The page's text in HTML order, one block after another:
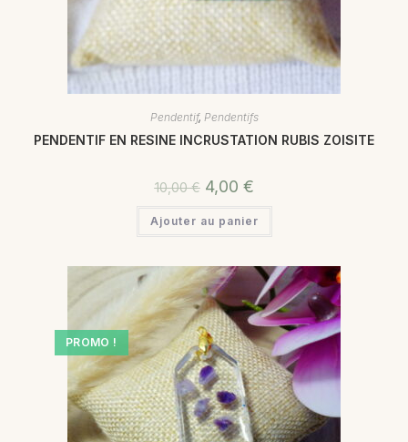
Pendentif, Pendentifs
PENDENTIF EN RESINE INCRUSTATION RUBIS ZOISITE
10,00€ 4,00 €
Ajouter au panier
PROMO !